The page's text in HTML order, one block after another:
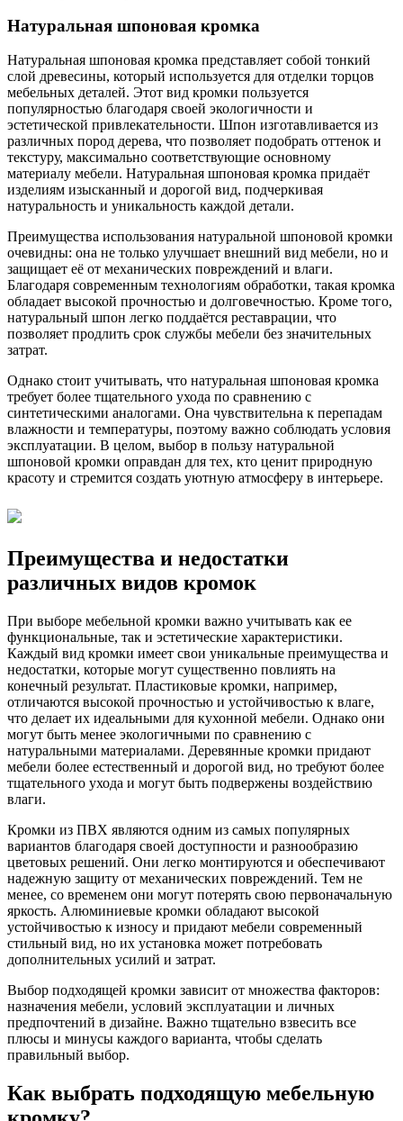
Натуральная шпоновая кромка
Натуральная шпоновая кромка представляет собой тонкий
слой древесины, который используется для отделки торцов
мебельных деталей. Этот вид кромки пользуется
популярностью благодаря своей экологичности и
эстетической привлекательности. Шпон изготавливается из
различных пород дерева, что позволяет подобрать оттенок и
текстуру, максимально соответствующие основному
материалу мебели. Натуральная шпоновая кромка придаёт
изделиям изысканный и дорогой вид, подчеркивая
натуральность и уникальность каждой детали.
Преимущества использования натуральной шпоновой кромки
очевидны: она не только улучшает внешний вид мебели, но и
защищает её от механических повреждений и влаги.
Благодаря современным технологиям обработки, такая кромка
обладает высокой прочностью и долговечностью. Кроме того,
натуральный шпон легко поддаётся реставрации, что
позволяет продлить срок службы мебели без значительных
затрат.
Однако стоит учитывать, что натуральная шпоновая кромка
требует более тщательного ухода по сравнению с
синтетическими аналогами. Она чувствительна к перепадам
влажности и температуры, поэтому важно соблюдать условия
эксплуатации. В целом, выбор в пользу натуральной
шпоновой кромки оправдан для тех, кто ценит природную
красоту и стремится создать уютную атмосферу в интерьере.
Преимущества и недостатки
различных видов кромок
При выборе мебельной кромки важно учитывать как ее
функциональные, так и эстетические характеристики.
Каждый вид кромки имеет свои уникальные преимущества и
недостатки, которые могут существенно повлиять на
конечный результат. Пластиковые кромки, например,
отличаются высокой прочностью и устойчивостью к влаге,
что делает их идеальными для кухонной мебели. Однако они
могут быть менее экологичными по сравнению с
натуральными материалами. Деревянные кромки придают
мебели более естественный и дорогой вид, но требуют более
тщательного ухода и могут быть подвержены воздействию
влаги.
Кромки из ПВХ являются одним из самых популярных
вариантов благодаря своей доступности и разнообразию
цветовых решений. Они легко монтируются и обеспечивают
надежную защиту от механических повреждений. Тем не
менее, со временем они могут потерять свою первоначальную
яркость. Алюминиевые кромки обладают высокой
устойчивостью к износу и придают мебели современный
стильный вид, но их установка может потребовать
дополнительных усилий и затрат.
Выбор подходящей кромки зависит от множества факторов:
назначения мебели, условий эксплуатации и личных
предпочтений в дизайне. Важно тщательно взвесить все
плюсы и минусы каждого варианта, чтобы сделать
правильный выбор.
Как выбрать подходящую мебельную